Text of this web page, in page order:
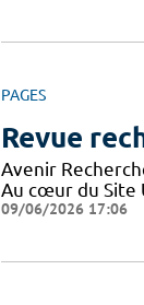
PAGES
Revue
Avenir
Au cœur du Site
09/06/2026 17:06